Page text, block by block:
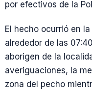
por efectivos de la
El hecho ocurrió en
alrededor de las
aborigen de la
averiguaciones, la
zona del pecho